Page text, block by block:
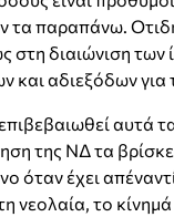
τα παραπάνω.
στη διαιώνιση των
και αδιεξόδων για
αυτά
της ΝΔ τα
όταν έχει
νεολαία, το